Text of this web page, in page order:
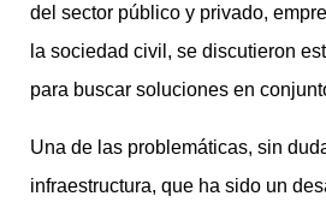
del sector público y privado,
la sociedad civil, se discutieron
para buscar soluciones en
Una de las problemáticas, sin
infraestructura, que ha sido un